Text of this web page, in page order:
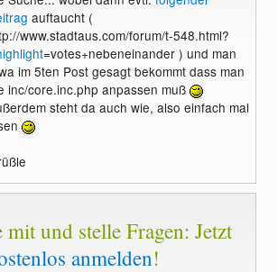
auftaucht (
www.stadtaus.com/forum/t-548.html?
=votes+nebeneinander ) und man
im 5ten Post gesagt bekommt dass man
inc/core.inc.php anpassen muß
steht da auch wie, also einfach mal
und stelle Fragen: Jetzt
anmelden!